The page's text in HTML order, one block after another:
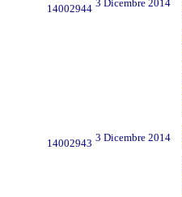
14002944 3 Dicembre 2014
14002943 3 Dicembre 2014